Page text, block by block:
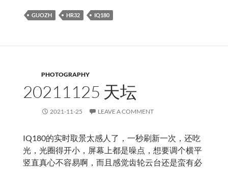
GUOZH HR32 IQ180
PHOTOGRAPHY
20211125 天坛
2021-11-25 LEAVE A COMMENT
IQ180的实时取景太感人了，一秒刷新一次，还吃
光，光圈得开小，屏幕上都是噪点，想要调个横平
竖直真心不容易啊，而且感觉齿轮云台还是蛮有必